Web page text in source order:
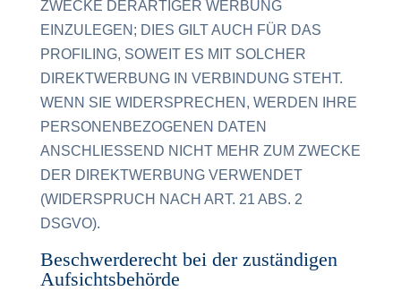
ZWECKE DERARTIGER WERBUNG
EINZULEGEN; DIES GILT AUCH FÜR DAS
PROFILING, SOWEIT ES MIT SOLCHER
DIREKTWERBUNG IN VERBINDUNG STEHT.
WENN SIE WIDERSPRECHEN, WERDEN IHRE
PERSONENBEZOGENEN DATEN
ANSCHLIESSEND NICHT MEHR ZUM ZWECKE
DER DIREKTWERBUNG VERWENDET
(WIDERSPRUCH NACH ART. 21 ABS. 2
DSGVO).
Beschwerde­recht bei der zuständigen
Aufsichts­behörde